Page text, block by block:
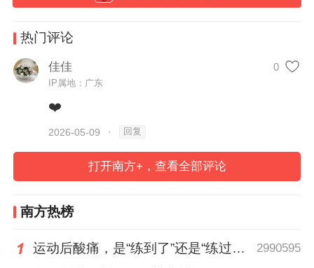
会上，工作人员详细查阅企业食品进货查
类台账资料，精准掌握供餐规模、服务人
群、供餐流程等核心信息；同时，督促企业
热门评论
佳佳 0
IP属地：广东
❤️
2026-05-09 · 回复
打开南方+，查看全部评论
南方热榜
运动后酸痛，是“练到了”还是“练过了”？ 2990595